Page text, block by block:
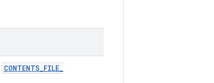
CONTENTS_FILE_